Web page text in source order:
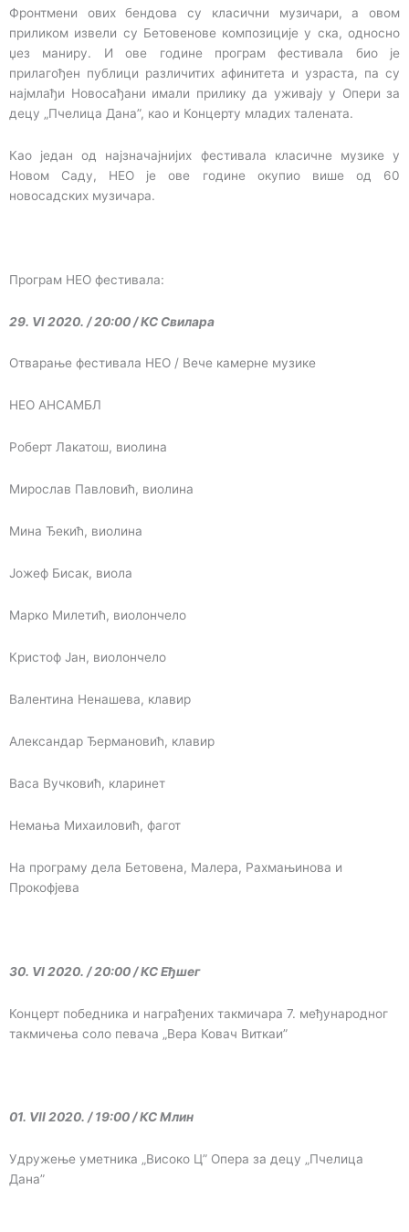
Фронтмени ових бендова су класични музичари, а овом
приликом извели су Бетовенове композиције у ска, односно
џез маниру. И ове године програм фестивала био је
прилагођен публици различитих афинитета и узраста, па су
најмлађи Новосађани имали прилику да уживају у Опери за
децу „Пчелица Дана”, као и Концерту младих талената.
Као један од најзначајнијих фестивала класичне музике у
Новом Саду, НЕО је ове године окупио више од 60
новосадских музичара.
Програм НЕО фестивала:
29. VI 2020. / 20:00 / КС Свилара
Отварање фестивала НЕО / Вече камерне музике
НЕО АНСАМБЛ
Роберт Лакатош, виолина
Мирослав Павловић, виолина
Мина Ђекић, виолина
Јожеф Бисак, виола
Марко Милетић, виолончело
Кристоф Јан, виолончело
Валентина Ненашева, клавир
Александар Ђермановић, клавир
Васа Вучковић, кларинет
Немања Михаиловић, фагот
На програму дела Бетовена, Малера, Рахмањинова и
Прокофјева
30. VI 2020. / 20:00 / КС Eђшег
Концерт победника и награђених такмичара 7. међународног
такмичења соло певача „Вера Ковач Виткаи”
01. VII 2020. / 19:00 / КС Млин
Удружење уметника „Високо Ц” Опера за децу „Пчелица
Дана”